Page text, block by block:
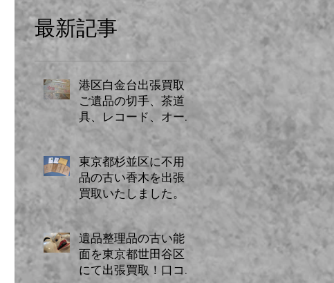
最新記事
港区白金台出張買取
ご遺品の切手、茶道
具、レコード、オー
ディオ、贈答品、古
書、古道具など
東京都杉並区に不用
品の古い香木を出張
買取いたしました。
遺品整理品の古い能
面を東京都世田谷区
にて出張買取！口コ